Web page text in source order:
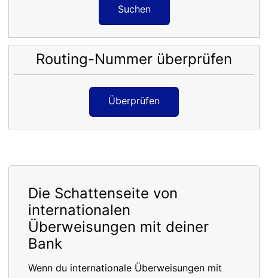
Suchen
Routing-Nummer überprüfen
Überprüfen
Die Schattenseite von
internationalen
Überweisungen mit deiner
Bank
Wenn du internationale Überweisungen mit